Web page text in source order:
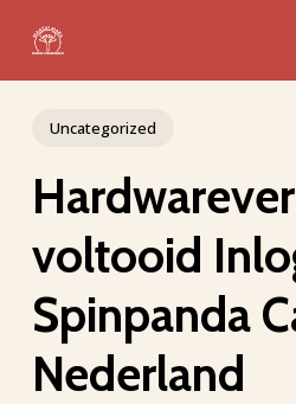
main
Uncategorized
voltooid
Spinpanda
Nederland